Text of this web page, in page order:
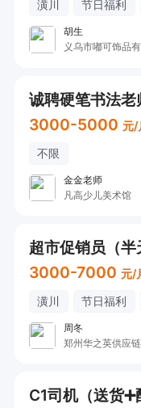
潢川 节日福利
胡生
义乌市嘟可饰品
诚聘硬笔书法老
3000-5000 元/
不限
金金老师
凡高少儿美术馆
超市促销员（半
3000-7000 元/
潢川 节日福利
周冬
郑州华之英供应
C1司机（送货➕